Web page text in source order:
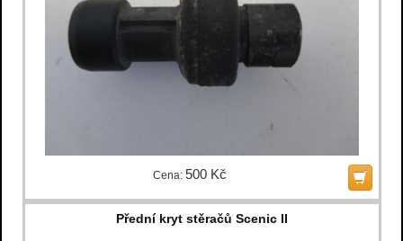
Cena: 500 Kč
Přední kryt stěračů Scenic II